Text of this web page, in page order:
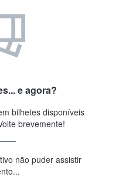
e agora?
bilhetes disponíveis
brevemente!
não puder assistir